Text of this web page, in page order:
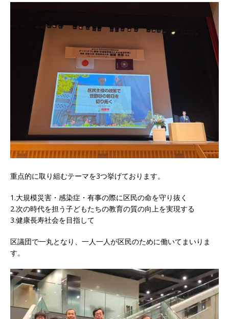
重点的に取り組むテーマを3つ挙げております。
1.大規模災害・感染症・有事の際に区民の命を守り抜く
2.次の時代を担う子どもたちの教育の質の向上を実現する
3.健康長寿社会を目指して
区議団で一丸となり、一人一人が区民のために働いてまいりま
す。